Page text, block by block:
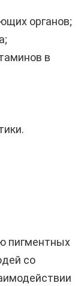
органов;
в
пигментных
со